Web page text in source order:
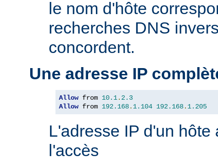
le nom d'hôte
recherches DNS
concordent.
Une adresse IP
Allow from 10.1. 2.3
Allow from 192.168. 1.104 192.168. 1.205
L'adresse IP d'un
l'accès